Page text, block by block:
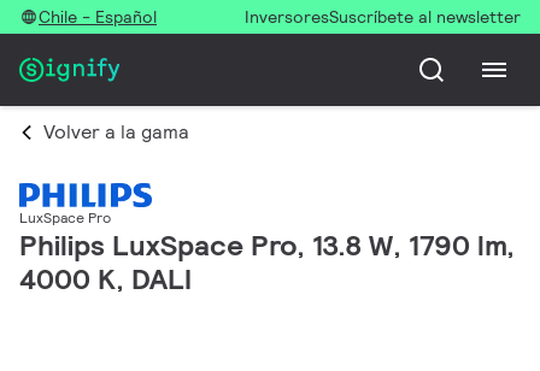
Chile - Español InversoresSuscríbete al newsletter
Volver a la gama
LuxSpace Pro
Philips LuxSpace Pro, 13.8 W, 1790 lm,
4000 K, DALI